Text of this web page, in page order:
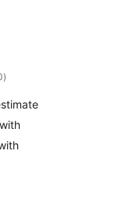
notes
en
)